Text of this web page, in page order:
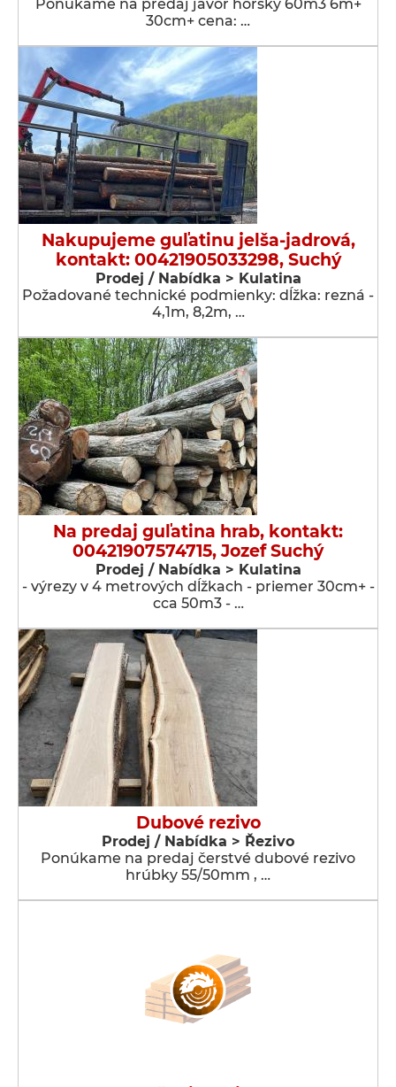
Ponúkame na predaj javor horský 60m3 6m+
30cm+ cena: …
Nakupujeme guľatinu jelša-jadrová,
kontakt: 00421905033298, Suchý
Prodej / Nabídka > Kulatina
Požadované technické podmienky: dĺžka: rezná -
4,1m, 8,2m, …
Na predaj guľatina hrab, kontakt:
00421907574715, Jozef Suchý
Prodej / Nabídka > Kulatina
- výrezy v 4 metrových dĺžkach - priemer 30cm+ -
cca 50m3 - …
Dubové rezivo
Prodej / Nabídka > Řezivo
Ponúkame na predaj čerstvé dubové rezivo
hrúbky 55/50mm , …